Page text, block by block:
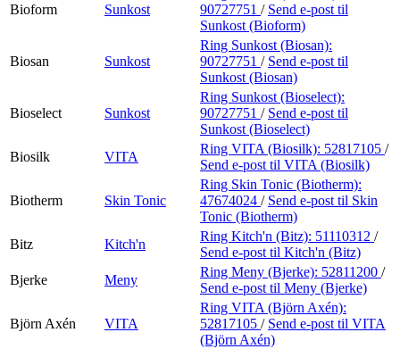
Bioform Sunkost
90727751 / Send e-post til
Sunkost (Bioform)
Biosan Sunkost
Ring Sunkost (Biosan):
90727751 / Send e-post til
Sunkost (Biosan)
Bioselect Sunkost
Ring Sunkost (Bioselect):
90727751 / Send e-post til
Sunkost (Bioselect)
Biosilk
VITA
Ring VITA (Biosilk): 52817105 /
Send e-post til VITA (Biosilk)
Biotherm Skin Tonic
Ring Skin Tonic (Biotherm):
47674024 / Send e-post til Skin
Tonic (Biotherm)
Bitz
Kitch'n
Ring Kitch'n (Bitz): 51110312 /
Send e-post til Kitch'n (Bitz)
Bjerke
Meny
Ring Meny (Bjerke): 52811200 /
Send e-post til Meny (Bjerke)
Björn Axén VITA
Ring VITA (Björn Axén):
52817105 / Send e-post til VITA
(Björn Axén)